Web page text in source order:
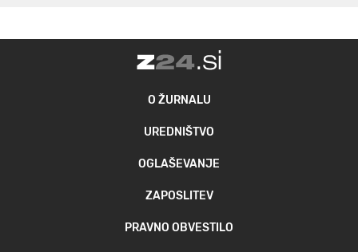
O ŽURNALU
UREDNIŠTVO
OGLAŠEVANJE
ZAPOSLITEV
PRAVNO OBVESTILO